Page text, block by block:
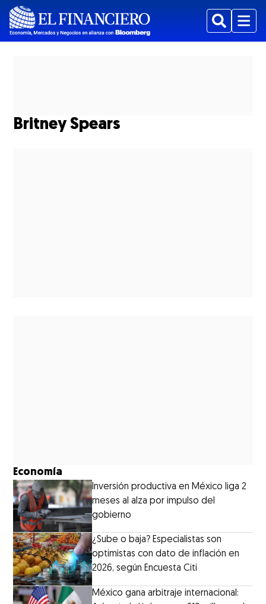
BuscarMenu
Britney Spears
Economía
Inversión productiva en México liga 2
meses al alza por impulso del
gobierno
¿Sube o baja? Especialistas son
optimistas con dato de inflación en
2026, según Encuesta Citi
México gana arbitraje internacional: